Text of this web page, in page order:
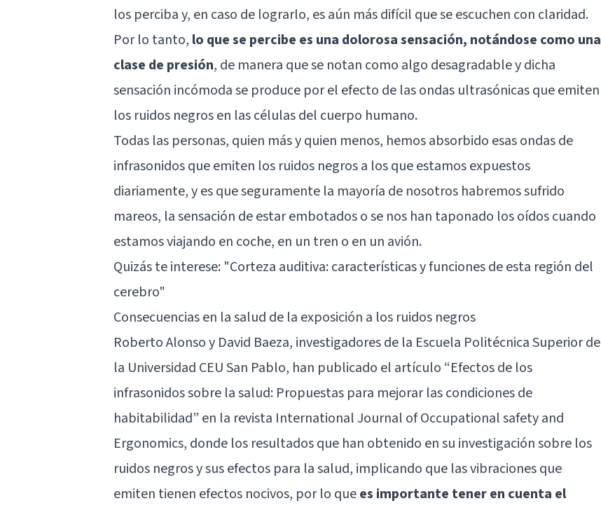
los perciba y, en caso de lograrlo, es aún más difícil que se escuchen con claridad.
Por lo tanto, lo que se percibe es una dolorosa sensación, notándose como una
clase de presión, de manera que se notan como algo desagradable y dicha
sensación incómoda se produce por el efecto de las ondas ultrasónicas que emiten
los ruidos negros en las células del cuerpo humano.
Todas las personas, quien más y quien menos, hemos absorbido esas ondas de
infrasonidos que emiten los ruidos negros a los que estamos expuestos
diariamente, y es que seguramente la mayoría de nosotros habremos sufrido
mareos, la sensación de estar embotados o se nos han taponado los oídos cuando
estamos viajando en coche, en un tren o en un avión.
Quizás te interese: "Corteza auditiva: características y funciones de esta región del
cerebro"
Consecuencias en la salud de la exposición a los ruidos negros
Roberto Alonso y David Baeza, investigadores de la Escuela Politécnica Superior de
la Universidad CEU San Pablo, han publicado el artículo “Efectos de los
infrasonidos sobre la salud: Propuestas para mejorar las condiciones de
habitabilidad” en la revista International Journal of Occupational safety and
Ergonomics, donde los resultados que han obtenido en su investigación sobre los
ruidos negros y sus efectos para la salud, implicando que las vibraciones que
emiten tienen efectos nocivos, por lo quees importante tener en cuenta el